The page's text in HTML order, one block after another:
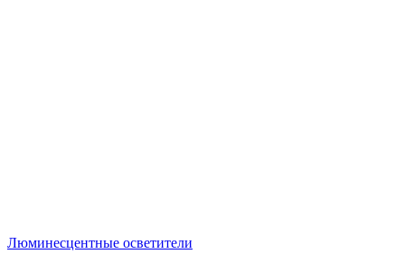
Люминесцентные осветители